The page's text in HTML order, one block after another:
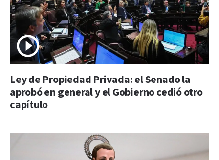
Ley de Propiedad Privada: el Senado la
aprobó en general y el Gobierno cedió otro
capítulo